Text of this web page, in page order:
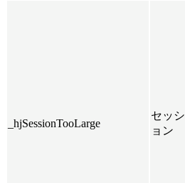
_hjSessionTooLarge
セッシ
ョン